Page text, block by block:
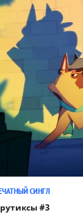
СИНГЛ
#3